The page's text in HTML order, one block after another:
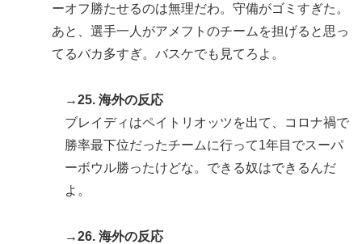
ーオフ勝たせるのは無理だわ。守備がゴミすぎた。
あと、選手一人がアメフトのチームを担げると思っ
てるバカ多すぎ。バスケでも見てろよ。
→25. 海外の反応
ブレイディはペイトリオッツを出て、コロナ禍で
勝率最下位だったチームに行って1年目でスーパ
ーボウル勝ったけどな。できる奴はできるんだ
よ。
→26. 海外の反応